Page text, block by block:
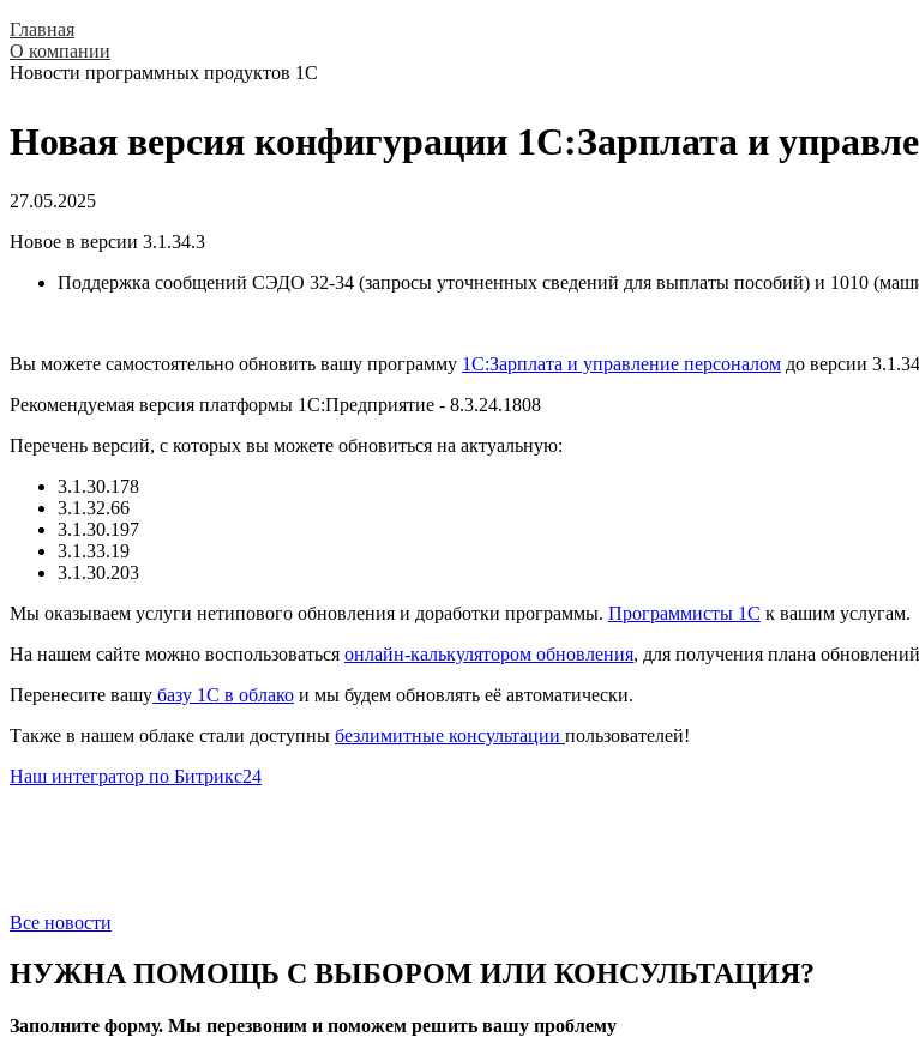
Главная
О компании
Новости программных продуктов 1С
Новая версия конфигурации 1С:Зарплата и
27.05.2025
Новое в версии 3.1.34.3
Поддержка сообщений СЭДО 32-34 (запросы уточненных сведений для выплаты пособий) и 1010
Вы можете самостоятельно обновить вашу программу 1С:Зарплата и управление персоналом до версии
Рекомендуемая версия платформы 1С:Предприятие - 8.3.24.1808
Перечень версий, с которых вы можете обновиться на актуальную:
3.1.30.178
3.1.32.66
3.1.30.197
3.1.33.19
3.1.30.203
Мы оказываем услуги нетипового обновления и доработки программы. Программисты 1С к вашим услугам.
На нашем сайте можно воспользоваться онлайн-калькулятором обновления, для получения плана
Перенесите вашу базу 1C в облако и мы будем обновлять её автоматически.
Также в нашем облаке стали доступны безлимитные консультации пользователей!
Наш интегратор по Битрикс24
Все новости
НУЖНА ПОМОЩЬ С ВЫБОРОМ ИЛИ КОНСУЛЬТАЦИЯ?
Заполните форму. Мы перезвоним и поможем решить вашу проблему